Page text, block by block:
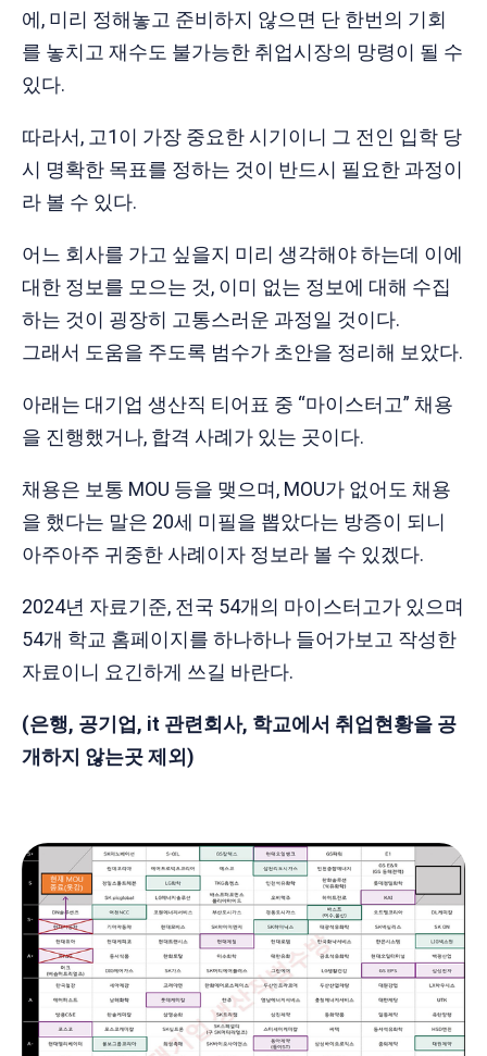
에, 미리 정해놓고 준비하지 않으면 단 한번의 기회
를 놓치고 재수도 불가능한 취업시장의 망령이 될 수
있다.
따라서, 고1이 가장 중요한 시기이니 그 전인 입학 당
시 명확한 목표를 정하는 것이 반드시 필요한 과정이
라 볼 수 있다.
어느 회사를 가고 싶을지 미리 생각해야 하는데 이에
대한 정보를 모으는 것, 이미 없는 정보에 대해 수집
하는 것이 굉장히 고통스러운 과정일 것이다.
그래서 도움을 주도록 범수가 초안을 정리해 보았다.
아래는 대기업 생산직 티어표 중 “마이스터고” 채용
을 진행했거나, 합격 사례가 있는 곳이다.
채용은 보통 MOU 등을 맺으며, MOU가 없어도 채용
을 했다는 말은 20세 미필을 뽑았다는 방증이 되니
아주아주 귀중한 사례이자 정보라 볼 수 있겠다.
2024년 자료기준, 전국 54개의 마이스터고가 있으며
54개 학교 홈페이지를 하나하나 들어가보고 작성한
자료이니 요긴하게 쓰길 바란다.
(은행, 공기업, it 관련회사, 학교에서 취업현황을 공
개하지 않는곳 제외)